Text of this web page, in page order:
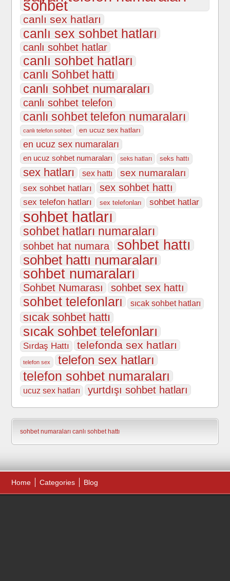
sohbet
canlı sex hatları
canlı sex sohbet hatları
canlı sohbet hatlar
canlı sohbet hatları
canlı Sohbet hattı
canlı sohbet numaraları
canlı sohbet telefon
canlı sohbet telefon numaraları
canlı telefon sohbet en ucuz sex hatları
en ucuz sex numaraları
en ucuz sohbet numaraları seks hatları seks hattı
sex hatları sex hattı sex numaraları
sex sohbet hatları sex sohbet hattı
sex telefon hatları sex telefonları sohbet hatlar
sohbet hatları
sohbet hatları numaraları
sohbet hat numara sohbet hattı
sohbet hattı numaraları
sohbet numaraları
Sohbet Numarası sohbet sex hattı
sohbet telefonları sıcak sohbet hatları
sıcak sohbet hattı
sıcak sohbet telefonları
Sırdaş Hattı telefonda sex hatları
telefon sex telefon sex hatları
telefon sohbet numaraları
ucuz sex hatları yurtdışı sohbet hatları
sohbet numaraları canlı sohbet hattı
Home Categories Blog